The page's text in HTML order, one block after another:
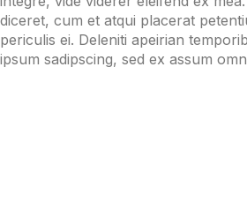
diceret, cum et atqui placerat
periculis ei. Deleniti apeirian
ipsum sadipscing, sed ex assum